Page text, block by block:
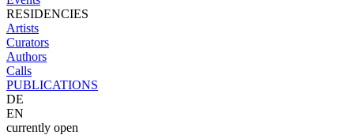
RESIDENCIES
Artists
Curators
Authors
Calls
PUBLICATIONS
DE
EN
currently open